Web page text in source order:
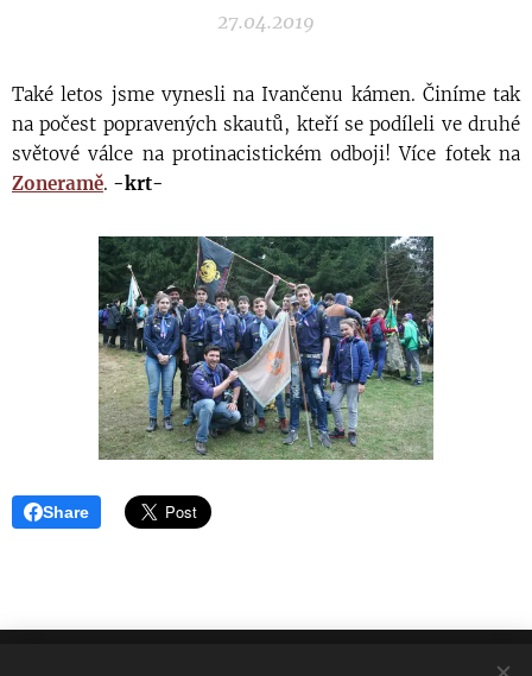
27.04.2019
Také letos jsme vynesli na Ivančenu kámen. Činíme tak
na počest popravených skautů, kteří se podíleli ve druhé
světové válce na protinacistickém odboji! Více fotek na
Zoneramě. -krt-
Share